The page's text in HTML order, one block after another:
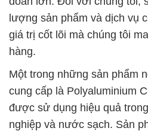
lượng sản phẩm và dịch vụ
giá trị cốt lõi mà chúng tôi
hàng.
Một trong những sản phẩm
cung cấp là Polyaluminium
được sử dụng hiệu quả
nghiệp và nước sạch. Sản